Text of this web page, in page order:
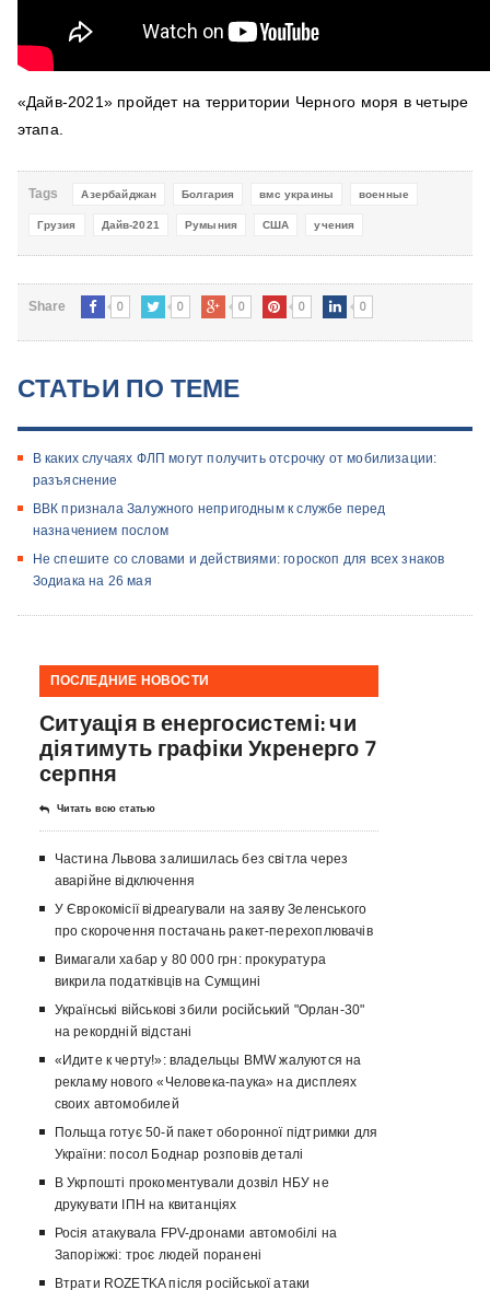
«Дайв-2021» пройдет на территории Черного моря в четыре
этапа.
Tags Азербайджан Болгария вмс украины военные
Грузия Дайв-2021 Румыния США учения
Share 0 0 0 0 0
СТАТЬИ ПО ТЕМЕ
В каких случаях ФЛП могут получить отсрочку от мобилизации:
разъяснение
ВВК признала Залужного непригодным к службе перед
назначением послом
Не спешите со словами и действиями: гороскоп для всех знаков
Зодиака на 26 мая
ПОСЛЕДНИЕ НОВОСТИ
Ситуація в енергосистемі: чи
діятимуть графіки Укренерго 7
серпня
Читать всю статью
Частина Львова залишилась без світла через
аварійне відключення
У Єврокомісії відреагували на заяву Зеленського
про скорочення постачань ракет-перехоплювачів
Вимагали хабар у 80 000 грн: прокуратура
викрила податківців на Сумщині
Українські військові збили російський "Орлан-30"
на рекордній відстані
«Идите к черту!»: владельцы BMW жалуются на
рекламу нового «Человека-паука» на дисплеях
своих автомобилей
Польща готує 50-й пакет оборонної підтримки для
України: посол Боднар розповів деталі
В Укрпошті прокоментували дозвіл НБУ не
друкувати ІПН на квитанціях
Росія атакувала FPV-дронами автомобілі на
Запоріжжі: троє людей поранені
Втрати ROZETKA після російської атаки